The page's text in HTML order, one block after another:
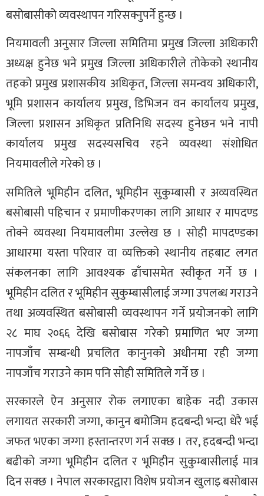
बसोबासीको व्यवस्थापन गरिसक्नुपर्ने हुन्छ ।
नियमावली अनुसार जिल्ला समितिमा प्रमुख जिल्ला अधिकारी
अध्यक्ष हुनेछ भने प्रमुख जिल्ला अधिकारीले तोकेको स्थानीय
तहको प्रमुख प्रशासकीय अधिकृत, जिल्ला समन्वय अधिकारी,
भूमि प्रशासन कार्यालय प्रमुख, डिभिजन वन कार्यालय प्रमुख,
जिल्ला प्रशासन अधिकृत प्रतिनिधि सदस्य हुनेछन भने नापी
कार्यालय प्रमुख सदस्यसचिव रहने व्यवस्था संशोधित
नियमावलीले गरेको छ ।
समितिले भूमिहीन दलित, भूमिहीन सुकुम्बासी र अव्यवस्थित
बसोबासी पहिचान र प्रमाणीकरणका लागि आधार र मापदण्ड
तोक्ने व्यवस्था नियमावलीमा उल्लेख छ । सोही मापदण्डका
आधारमा यस्ता परिवार वा व्यक्तिको स्थानीय तहबाट लगत
संकलनका लागि आवश्यक ढाँचासमेत स्वीकृत गर्ने छ ।
भूमिहीन दलित र भूमिहीन सुकुम्बासीलाई जग्गा उपलब्ध गराउने
तथा अव्यवस्थित बसोबासी व्यवस्थापन गर्ने प्रयोजनको लागि
२८ माघ २०६६ देखि बसोबास गरेको प्रमाणित भए जग्गा
नापजाँच सम्बन्धी प्रचलित कानुनको अधीनमा रही जग्गा
नापजाँच गराउने काम पनि सोही समितिले गर्ने छ ।
सरकारले ऐन अनुसार रोक लगाएका बाहेक नदी उकास
लगायत सरकारी जग्गा, कानुन बमोजिम हदबन्दी भन्दा धेरै भई
जफत भएका जग्गा हस्तान्तरण गर्न सक्छ । तर, हदबन्दी भन्दा
बढीको जग्गा भूमिहीन दलित र भूमिहीन सुकुम्बासीलाई मात्र
दिन सक्छ । नेपाल सरकारद्वारा विशेष प्रयोजन खुलाइ बसोबास